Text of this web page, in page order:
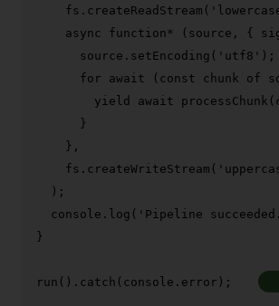
    fs.
createReadStream (
async
function* (source, {
      source.
setEncoding ( 'utf8'
for
await ( const chunk of
yield
await processChunk
      }
    },
    fs.
createWriteStream (
  );
console . log ( 'Pipeline
}
run (). catch ( console . error );